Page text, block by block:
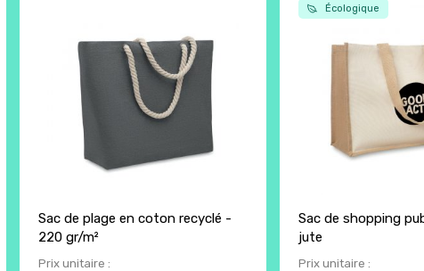
Sac de plage en coton recyclé -
220 gr/m²
Prix unitaire :
Écologique
Sac de shopping
jute
Prix unitaire :